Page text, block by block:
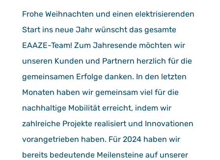
Frohe Weihnachten und einen elektrisierenden
Start ins neue Jahr wünscht das gesamte
EAAZE-Team! Zum Jahresende möchten wir
unseren Kunden und Partnern herzlich für die
gemeinsamen Erfolge danken. In den letzten
Monaten haben wir gemeinsam viel für die
nachhaltige Mobilität erreicht, indem wir
zahlreiche Projekte realisiert und Innovationen
vorangetrieben haben. Für 2024 haben wir
bereits bedeutende Meilensteine auf unserer